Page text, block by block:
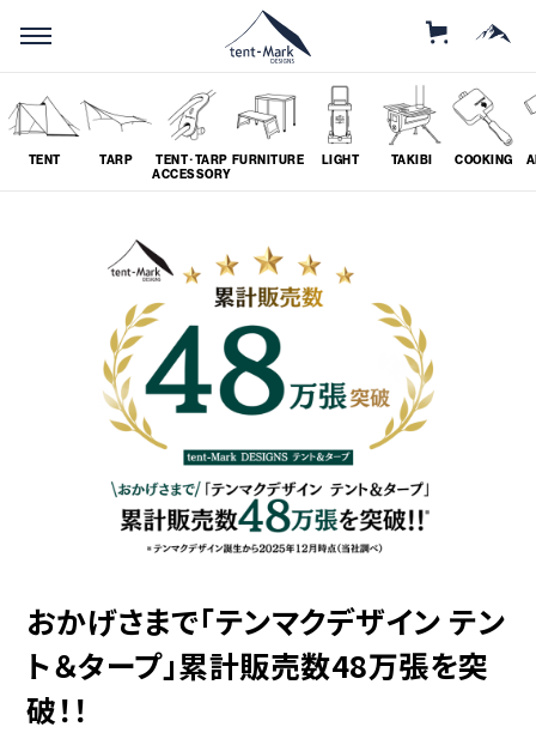
STORE
MOUNTAIN
TENT
TARP
TENT･TARP
ACCESSORY
FURNITURE LIGHT TAKIBI COOKING
ソロ
# SOLO
グループ
# GROUP
ツーリング
# TOURING
料理
# COOKING
コラボレーション 粋
革道
# LEATHER
おかげさまで「テンマクデザイン テン
ト＆タープ」累計販売数48万張を突
破！！